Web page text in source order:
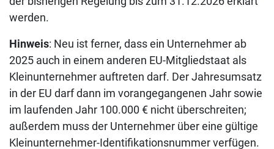
werden.
Hinweis: Neu ist ferner, dass ein Unternehmer ab
2025 auch in einem anderen EU-Mitgliedstaat als
Kleinunternehmer auftreten darf. Der Jahresumsatz
in der EU darf dann im vorangegangenen Jahr sowie
im laufenden Jahr 100.000 € nicht überschreiten;
außerdem muss der Unternehmer über eine gültige
Kleinunternehmer-Identifikationsnummer verfügen.